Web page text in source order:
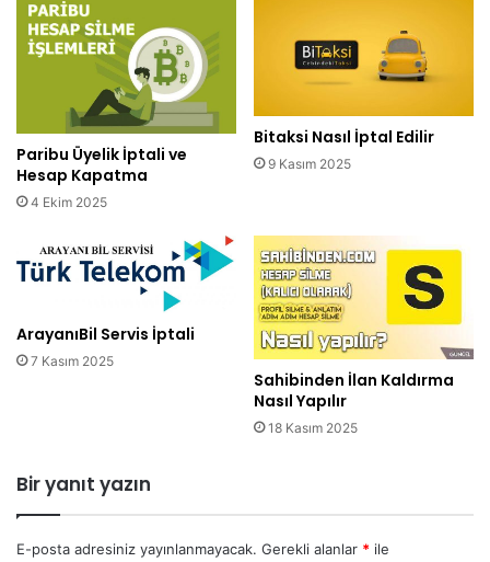
Paribu Üyelik İptali ve
Hesap Kapatma
4 Ekim 2025
Bitaksi Nasıl İptal Edilir
9 Kasım 2025
ArayanıBil Servis İptali
7 Kasım 2025
Sahibinden İlan Kaldırma
Nasıl Yapılır
18 Kasım 2025
Bir yanıt yazın
E-posta adresiniz yayınlanmayacak. Gerekli alanlar * ile